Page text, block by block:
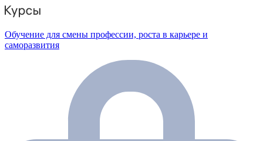
Обучение для смены профессии, роста в карьере и
саморазвития